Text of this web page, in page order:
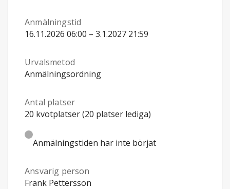
Anmälningstid
16.11.2026 06:00 – 3.1.2027 21:59
Urvalsmetod
Anmälningsordning
Antal platser
20 kvotplatser (20 platser lediga)
Anmälningstiden har inte börjat
Ansvarig person
Frank Pettersson